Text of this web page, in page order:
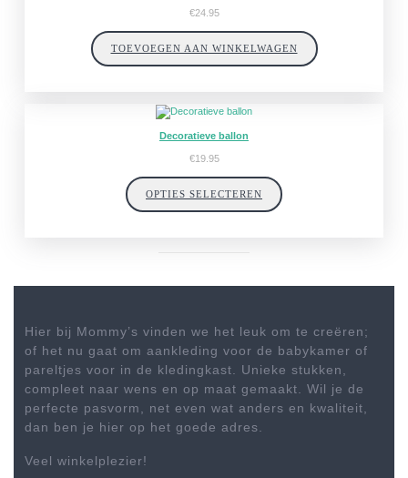
€24.95
TOEVOEGEN AAN WINKELWAGEN
Decoratieve ballon
€19.95
OPTIES SELECTEREN
Hier bij Mommy’s vinden we het leuk om te creëren;
of het nu gaat om aankleding voor de babykamer of
pareltjes voor in de kledingkast. Unieke stukken,
compleet naar wens en op maat gemaakt. Wil je de
perfecte pasvorm, net even wat anders en kwaliteit,
dan ben je hier op het goede adres.
Veel winkelplezier!